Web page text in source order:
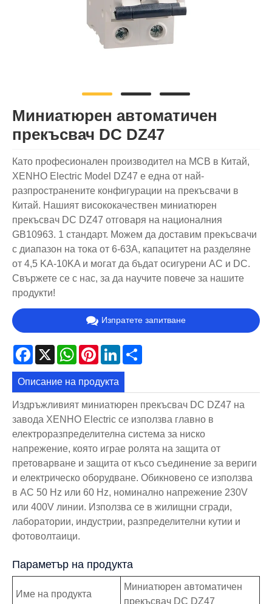
Миниатюрен автоматичен
прекъсвач DC DZ47
Като професионален производител на MCB в Китай,
XENHO Electric Model DZ47 е една от най-
разпространените конфигурации на прекъсвачи в
Китай. Нашият висококачествен миниатюрен
прекъсвач DC DZ47 отговаря на националния
GB10963. 1 стандарт. Можем да доставим прекъсвачи
с диапазон на тока от 6-63A, капацитет на разделяне
от 4,5 KA-10KA и могат да бъдат осигурени AC и DC.
Свържете се с нас, за да научите повече за нашите
продукти!
Изпратете запитване
Facebook
X WhatsApp
PinterestLinkedIn
Описание на продукта
Издръжливият миниатюрен прекъсвач DC DZ47 на
завода XENHO Electric се използва главно в
електроразпределителна система за ниско
напрежение, която играе ролята на защита от
претоварване и защита от късо съединение за вериги
и електрическо оборудване. Обикновено се използва
в AC 50 Hz или 60 Hz, номинално напрежение 230V
или 400V линии. Използва се в жилищни сгради,
лаборатории, индустрии, разпределителни кутии и
фотоволтаици.
Параметър на продукта
Име на продукта
Миниатюрен автоматичен
прекъсвач DC DZ47